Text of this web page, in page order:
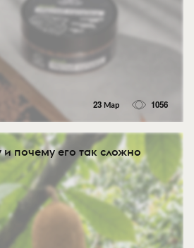
23 Мар 1056
и почему его так сложно